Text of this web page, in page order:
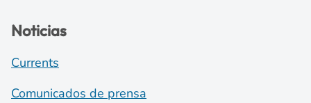
Noticias
Currents
Comunicados de prensa